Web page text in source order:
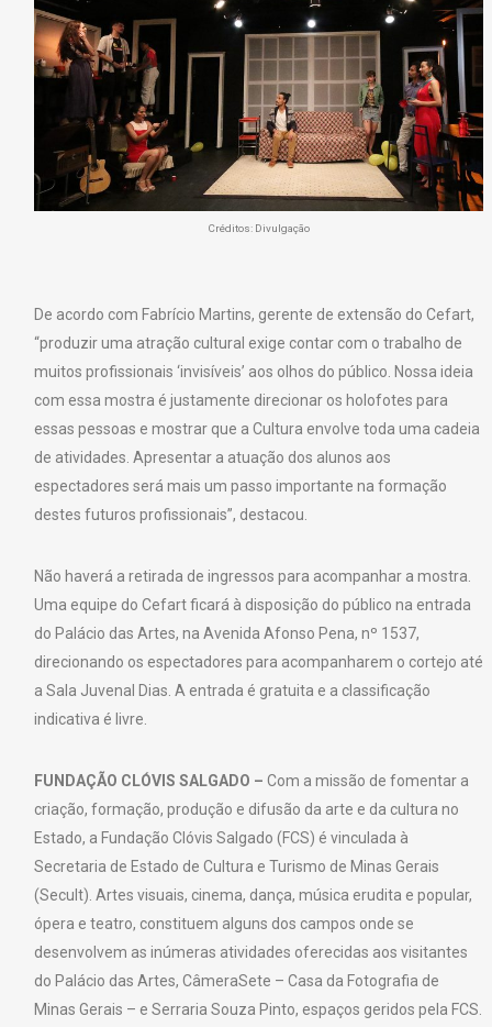
Créditos: Divulgação
De acordo com Fabrício Martins, gerente de extensão do Cefart,
“produzir uma atração cultural exige contar com o trabalho de
muitos profissionais ‘invisíveis’ aos olhos do público. Nossa ideia
com essa mostra é justamente direcionar os holofotes para
essas pessoas e mostrar que a Cultura envolve toda uma cadeia
de atividades. Apresentar a atuação dos alunos aos
espectadores será mais um passo importante na formação
destes futuros profissionais”, destacou.
Não haverá a retirada de ingressos para acompanhar a mostra.
Uma equipe do Cefart ficará à disposição do público na entrada
do Palácio das Artes, na Avenida Afonso Pena, nº 1537,
direcionando os espectadores para acompanharem o cortejo até
a Sala Juvenal Dias. A entrada é gratuita e a classificação
indicativa é livre.
FUNDAÇÃO CLÓVIS SALGADO – Com a missão de fomentar a
criação, formação, produção e difusão da arte e da cultura no
Estado, a Fundação Clóvis Salgado (FCS) é vinculada à
Secretaria de Estado de Cultura e Turismo de Minas Gerais
(Secult). Artes visuais, cinema, dança, música erudita e popular,
ópera e teatro, constituem alguns dos campos onde se
desenvolvem as inúmeras atividades oferecidas aos visitantes
do Palácio das Artes, CâmeraSete – Casa da Fotografia de
Minas Gerais – e Serraria Souza Pinto, espaços geridos pela FCS.